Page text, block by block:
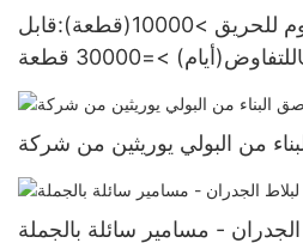
منتج بولي يوريثين مقاوم للحريق >10000(قطعة):قابل
- مسامير سائلة بالجملة -